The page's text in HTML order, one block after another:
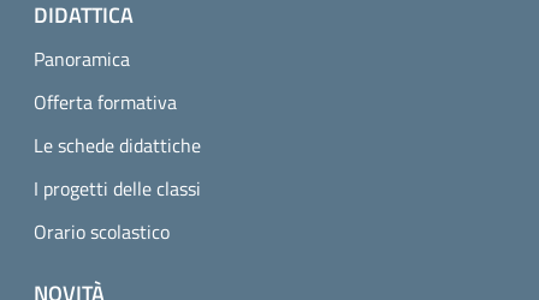
DIDATTICA
Panoramica
Offerta formativa
Le schede didattiche
I progetti delle classi
Orario scolastico
NOVITÀ